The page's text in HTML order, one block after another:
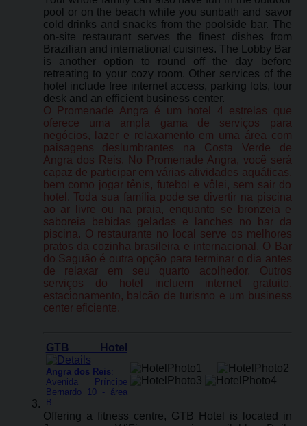
pool or on the beach while you sunbath and savor
cold drinks and snacks from the poolside bar. The
on-site restaurant serves the finest dishes from
Brazilian and international cuisines. The Lobby Bar
is another option to round off the day before
retreating to your cozy room. Other services of the
hotel include free internet access, parking lots, tour
desk and an efficient business center.
O Promenade Angra é um hotel 4 estrelas que
oferece uma ampla gama de serviços para
negócios, lazer e relaxamento em uma área com
paisagens deslumbrantes na Costa Verde de
Angra dos Reis. No Promenade Angra, você será
capaz de participar em várias atividades aquáticas,
bem como jogar tênis, futebol e vôlei, sem sair do
hotel. Toda sua família pode se divertir na piscina
ao ar livre ou na praia, enquanto se bronzeia e
saboreia bebidas geladas e lanches no bar da
piscina. O restaurante no local serve os melhores
pratos da cozinha brasileira e internacional. O Bar
do Saguão é outra opção para terminar o dia antes
de relaxar em seu quarto acolhedor. Outros
serviços do hotel incluem internet gratuito,
estacionamento, balcão de turismo e um business
center eficiente.
GTB Hotel
Angra dos Reis:
Avenida Príncipe
Bernardo 10 - área
B
Offering a fitness centre, GTB Hotel is located in